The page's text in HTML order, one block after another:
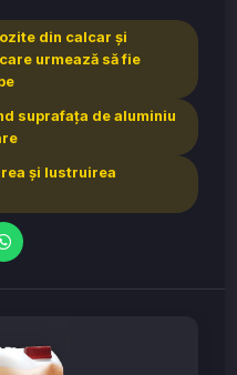
din calcar şi
urmează să fie
suprafaţa de aluminiu
şi lustruirea